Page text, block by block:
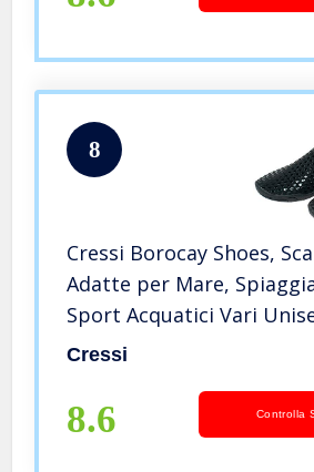
8
Cressi Borocay Shoes,
Adatte per Mare,
Sport Acquatici Vari
Royal Blu, 42 EU
Cressi
8.6 Controlla